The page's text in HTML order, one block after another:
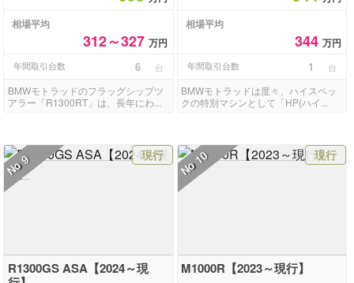
相場平均
312～327万円
年間取引台数 6 台
BMWモトラッドのフラッグシップツ
アラー「R1300RT」は、長年にわ...
相場平均
344 万円
年間取引台数 1 台
BMWモトラッドは度々、ハイスペッ
クの特別マシンとして「HP(ハイ...
No
9 現行
R1300GS ASA【2024～現
No10 現行
M1000R【2023～現行】